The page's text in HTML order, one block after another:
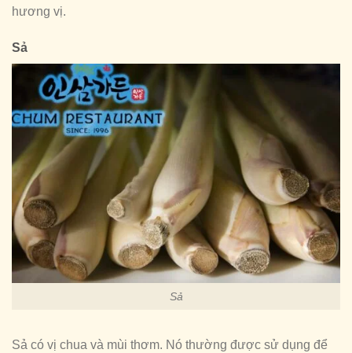
hương vị.
Sả
Sả
Sả có vị chua và mùi thơm. Nó thường được sử dụng để